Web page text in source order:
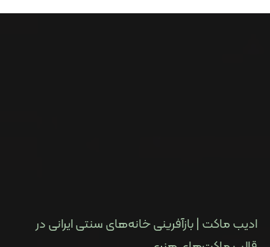
ادیب ماکت | بازآفرینی خانه‌های سنتی ایرانی در